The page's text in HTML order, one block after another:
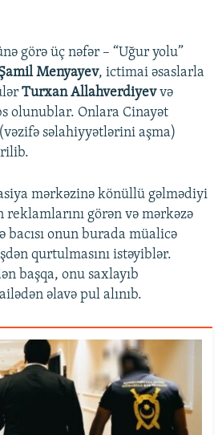
görə üç nəfər – “Uğur yolu”
Menyayev, ictimai əsaslarla
Turxan Allahverdiyevvə
olunublar. Onlara Cinayət
səlahiyyətlərini aşma)
mərkəzinə könüllü gəlmədiyi
görən və mərkəzə
bacısı onun burada müalicə
qurtulmasını istəyiblər.
başqa, onu saxlayıb
əlavə pul alınıb.